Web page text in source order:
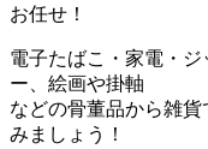
お任せ！
電子たばこ・家電・
ー、絵画や掛軸
などの骨董品から雑
みましょう！